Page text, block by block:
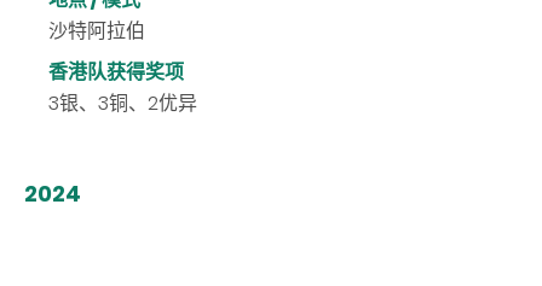
沙特阿拉伯
香港队获得奖项
3银、3铜、2优异
2024